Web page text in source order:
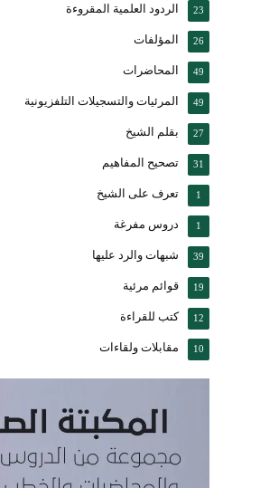
الردود العلمية المقروءة 23
المؤلفات 26
المحاضرات 49
المرئيات والتسجيلات التلفزيونية 49
بقلم الشيخ 27
تصحيح المفاهيم 31
تعرف على الشيخ 1
دروس مفرغة 1
شبهات والرد عليها 39
قوائم مرئية 19
كتب للقراءة 12
مقابلات ولقاءات 10